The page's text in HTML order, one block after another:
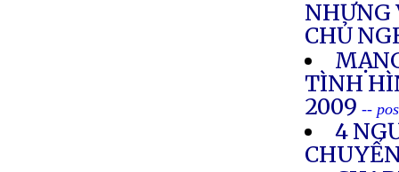
NHƯNG
CHỦ
TÌNH
2009 --
4